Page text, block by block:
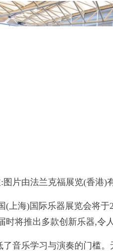
由法兰克福展览(香港)
海)国际乐器展览会将于
将推出多款创新乐器,令人
乐学习与演奏的门槛。